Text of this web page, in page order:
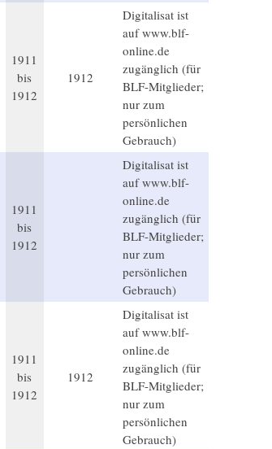
1911
bis
1912
1912
Digitalisat ist
auf www.blf-
online.de
zugänglich (für
BLF-Mitglieder;
nur zum
persönlichen
Gebrauch)
1911
bis
1912
Digitalisat ist
auf www.blf-
online.de
zugänglich (für
BLF-Mitglieder;
nur zum
persönlichen
Gebrauch)
1911
bis
1912
1912
Digitalisat ist
auf www.blf-
online.de
zugänglich (für
BLF-Mitglieder;
nur zum
persönlichen
Gebrauch)